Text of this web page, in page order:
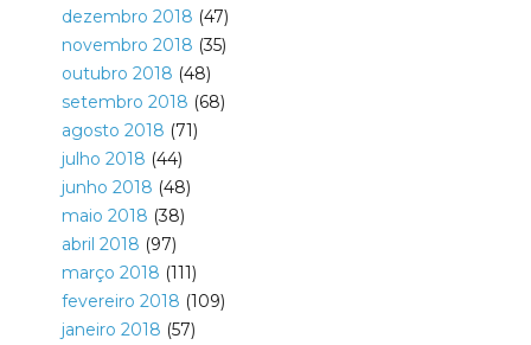
dezembro 2018 (47)
novembro 2018 (35)
outubro 2018 (48)
setembro 2018 (68)
agosto 2018 (71)
julho 2018 (44)
junho 2018 (48)
maio 2018 (38)
abril 2018 (97)
março 2018 (111)
fevereiro 2018 (109)
janeiro 2018 (57)